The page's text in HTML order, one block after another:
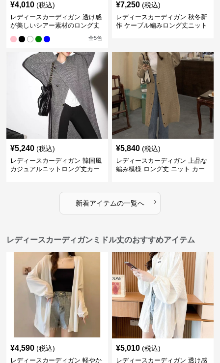
¥4,010 (税込)
レディースカーディガン 透け感
が美しいシアー素材のロング丈
全5色
¥7,250 (税込)
レディースカーディガン 秋冬新
作 ケーブル編みロング丈ニット
¥5,240 (税込)
レディースカーディガン 韓国風
カジュアルニットロング丈カー
¥5,840 (税込)
レディースカーディガン 上品な
編み模様 ロング丈 ニット カー
新着アイテムの一覧へ ›
レディースカーディガンミドル丈のおすすめアイテム
¥4,590 (税込)
レディースカーディガン 軽やか
¥5,010 (税込)
レディースカーディガン 透け感